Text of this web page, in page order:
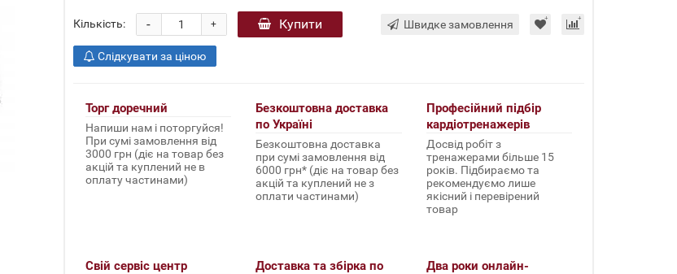
Кількість: +
- Купити
Слідкувати за ціною
Швидке замовлення
Торг доречний
Напиши нам і поторгуйся!
При сумі замовлення від
3000 грн (діє на товар без
акцій та куплений не в
оплату частинами)
Безкоштовна доставка
по Україні
Безкоштовна доставка
при сумі замовлення від
6000 грн* (діє на товар без
акцій та куплений не з
оплати частинами)
Професійний підбір
кардіотренажерів
Досвід робіт з
тренажерами більше 15
років. Підбираємо та
рекомендуємо лише
якісний і перевірений
товар
Свій сервіс центр
Доставка та збірка по
Два роки онлайн-